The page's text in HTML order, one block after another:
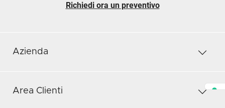
Richiedi ora un preventivo
Azienda
Area Clienti